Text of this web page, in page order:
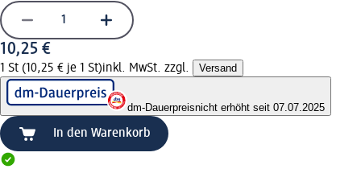
10,25 €
1 St (10,25 € je 1 St)inkl. MwSt. zzgl. Versand
dm-Dauerpreisnicht erhöht seit 07.07.2025
In den Warenkorb